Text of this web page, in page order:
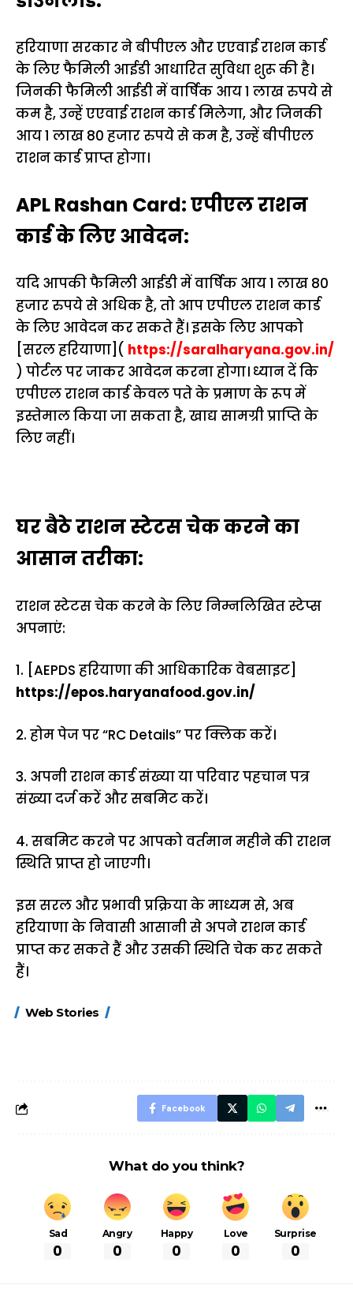
हरियाणा सरकार ने बीपीएल और एएवाई राशन कार्ड
के लिए फैमिली आईडी आधारित सुविधा शुरू की है।
जिनकी फैमिली आईडी में वार्षिक आय 1 लाख रुपये से
कम है, उन्हें एएवाई राशन कार्ड मिलेगा, और जिनकी
आय 1 लाख 80 हजार रुपये से कम है, उन्हें बीपीएल
राशन कार्ड प्राप्त होगा।
APL Rashan Card: एपीएल राशन
कार्ड के लिए आवेदन:
यदि आपकी फैमिली आईडी में वार्षिक आय 1 लाख 80
हजार रुपये से अधिक है, तो आप एपीएल राशन कार्ड
के लिए आवेदन कर सकते हैं। इसके लिए आपको
[सरल हरियाणा]( https://saralharyana.gov.in/
) पोर्टल पर जाकर आवेदन करना होगा। ध्यान दें कि
एपीएल राशन कार्ड केवल पते के प्रमाण के रूप में
इस्तेमाल किया जा सकता है, खाद्य सामग्री प्राप्ति के
लिए नहीं।
घर बैठे राशन स्टेटस चेक करने का
आसान तरीका:
राशन स्टेटस चेक करने के लिए निम्नलिखित स्टेप्स
अपनाएं:
1. [AEPDS हरियाणा की आधिकारिक वेबसाइट]
https://epos.haryanafood.gov.in/
2. होम पेज पर “RC Details” पर क्लिक करें।
3. अपनी राशन कार्ड संख्या या परिवार पहचान पत्र
संख्या दर्ज करें और सबमिट करें।
4. सबमिट करने पर आपको वर्तमान महीने की राशन
स्थिति प्राप्त हो जाएगी।
इस सरल और प्रभावी प्रक्रिया के माध्यम से, अब
हरियाणा के निवासी आसानी से अपने राशन कार्ड
प्राप्त कर सकते हैं और उसकी स्थिति चेक कर सकते
हैं।
Web Stories
FASTag के ये नए
Facebook
What do you think?
Sad
0
Angry
0
Happy
0
Love
0
Surprise
0